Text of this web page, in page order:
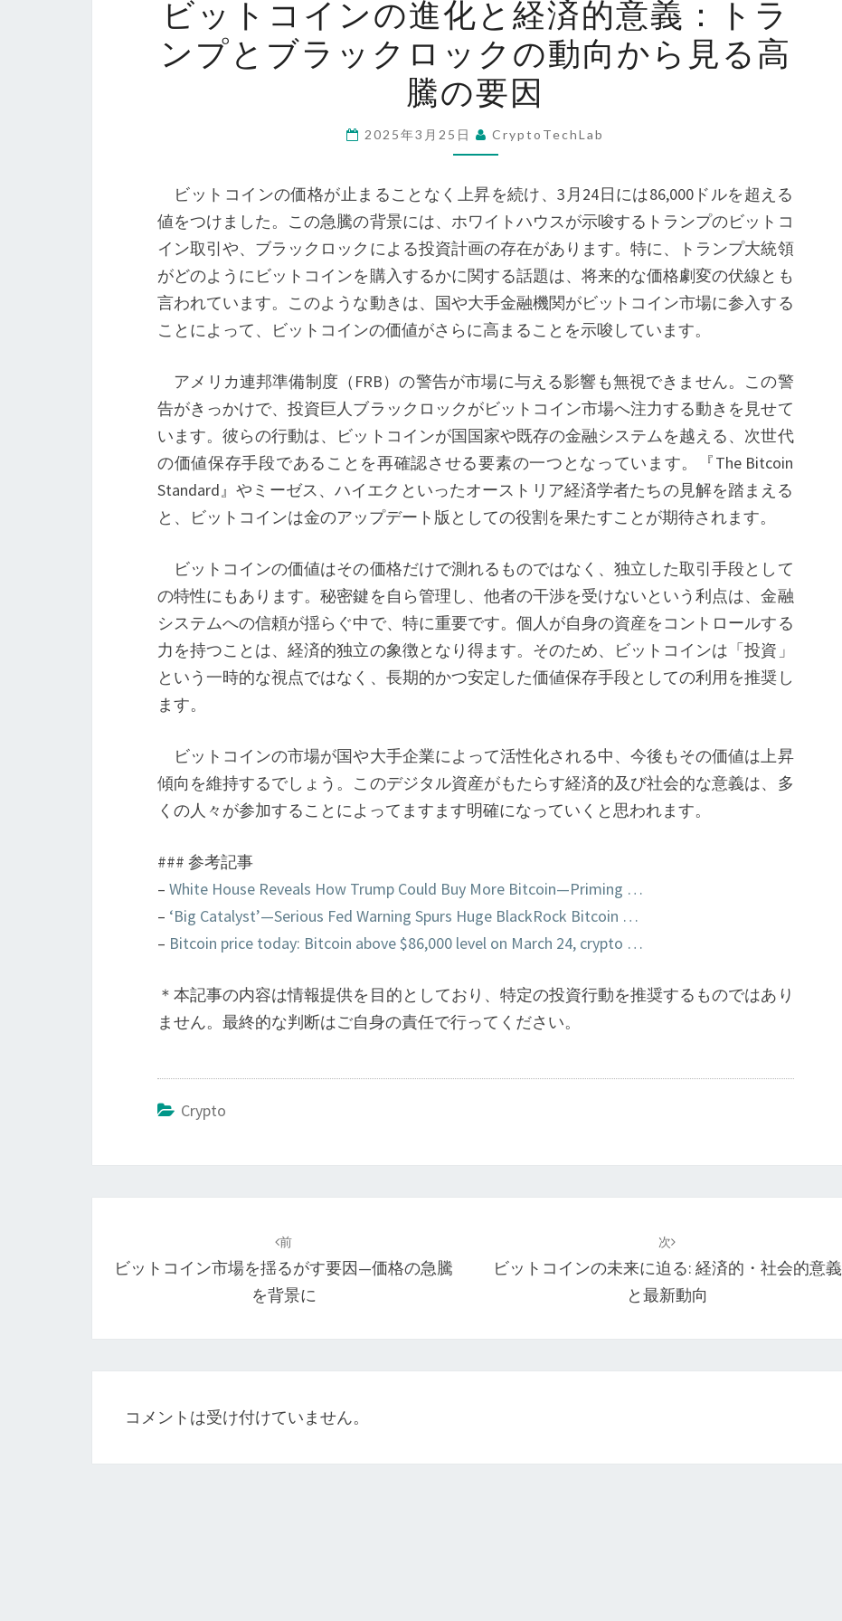
ッ
ト
コ
イ
ン
の
化
と
経
済
的
意
義：
ト
ラ
ン
プ
と
ブ
ラ
ッ
ク
ロ
ッ
動
向
か
る
高
騰
要
因
ビットコインの進化と経済的意義：トラ
ンプとブラックロックの動向から見る高
騰の要因
2025年3月25日 CryptoTechLab
ビットコインの価格が止まることなく上昇を続け、3月24日には86,000ドルを超える
値をつけました。この急騰の背景には、ホワイトハウスが示唆するトランプのビットコ
イン取引や、ブラックロックによる投資計画の存在があります。特に、トランプ大統領
がどのようにビットコインを購入するかに関する話題は、将来的な価格劇変の伏線とも
言われています。このような動きは、国や大手金融機関がビットコイン市場に参入する
ことによって、ビットコインの価値がさらに高まることを示唆しています。
アメリカ連邦準備制度（FRB）の警告が市場に与える影響も無視できません。この警
告がきっかけで、投資巨人ブラックロックがビットコイン市場へ注力する動きを見せて
います。彼らの行動は、ビットコインが国国家や既存の金融システムを越える、次世代
の価値保存手段であることを再確認させる要素の一つとなっています。『The Bitcoin
Standard』やミーゼス、ハイエクといったオーストリア経済学者たちの見解を踏まえる
と、ビットコインは金のアップデート版としての役割を果たすことが期待されます。
ビットコインの価値はその価格だけで測れるものではなく、独立した取引手段として
の特性にもあります。秘密鍵を自ら管理し、他者の干渉を受けないという利点は、金融
システムへの信頼が揺らぐ中で、特に重要です。個人が自身の資産をコントロールする
力を持つことは、経済的独立の象徴となり得ます。そのため、ビットコインは「投資」
という一時的な視点ではなく、長期的かつ安定した価値保存手段としての利用を推奨し
ます。
ビットコインの市場が国や大手企業によって活性化される中、今後もその価値は上昇
傾向を維持するでしょう。このデジタル資産がもたらす経済的及び社会的な意義は、多
くの人々が参加することによってますます明確になっていくと思われます。
### 参考記事
– White House Reveals How Trump Could Buy More Bitcoin—Priming …
– ‘Big Catalyst’—Serious Fed Warning Spurs Huge BlackRock Bitcoin …
– Bitcoin price today: Bitcoin above $86,000 level on March 24, crypto …
＊本記事の内容は情報提供を目的としており、特定の投資行動を推奨するものではあり
ません。最終的な判断はご自身の責任で行ってください。
Crypto
ナ
ゲ
ー
ン
前
ビットコイン市場を揺るがす要因—価格の急騰
を背景に
次
ビットコインの未来に迫る: 経済的・社会的意義
と最新動向
コメントは受け付けていません。